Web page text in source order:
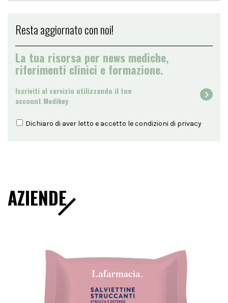
Resta aggiornato con noi!
La tua risorsa per news mediche,
riferimenti clinici e formazione.
Iscriviti al servizio utilizzando il tuo
account Medikey
Dichiaro di aver letto e accetto le condizioni di privacy
AZIENDE